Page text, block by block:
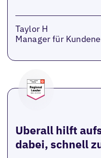
Taylor H
Manager für
Uberall hilft
dabei, schnell